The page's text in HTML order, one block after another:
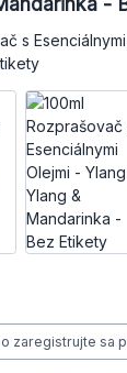
zaregistrujte sa